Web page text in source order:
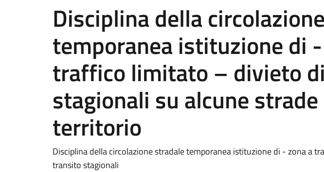
Disciplina della
temporanea istituzione di
traffico limitato – divieto
stagionali su alcune strade
territorio
Disciplina della circolazione stradale temporanea istituzione di - zona a
transito stagionali